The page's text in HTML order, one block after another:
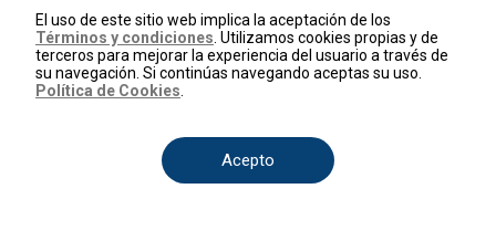
Nuestra Tele InternacionalNovelasFidesTDT
Un producto de RCN TelevisiónRCN Total
Contáctenos
Teléfono+57 (601) 426 92 92
El uso de este sitio web implica la aceptación de los
Términos y condiciones . Utilizamos cookies propias y de
terceros para mejorar la experiencia del usuario a través de
su navegación. Si continúas navegando aceptas su uso.
Política de Cookies
Acepto